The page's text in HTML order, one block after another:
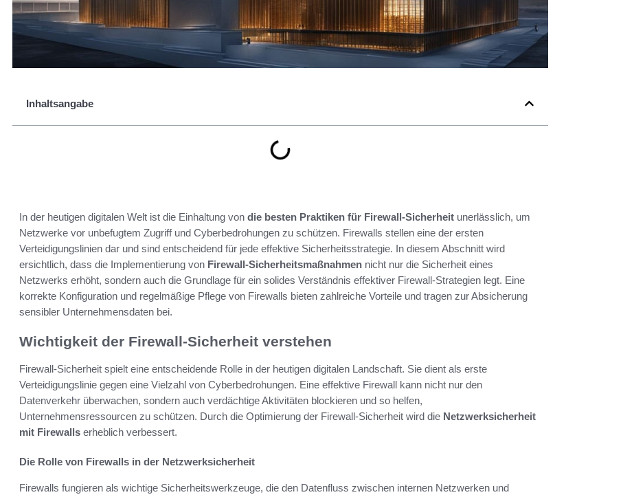
Inhaltsangabe
In der heutigen digitalen Welt ist die Einhaltung von die besten Praktiken für Firewall-Sicherheit unerlässlich, um
Netzwerke vor unbefugtem Zugriff und Cyberbedrohungen zu schützen. Firewalls stellen eine der ersten
Verteidigungslinien dar und sind entscheidend für jede effektive Sicherheitsstrategie. In diesem Abschnitt wird
ersichtlich, dass die Implementierung von Firewall-Sicherheitsmaßnahmen nicht nur die Sicherheit eines
Netzwerks erhöht, sondern auch die Grundlage für ein solides Verständnis effektiver Firewall-Strategien legt. Eine
korrekte Konfiguration und regelmäßige Pflege von Firewalls bieten zahlreiche Vorteile und tragen zur Absicherung
sensibler Unternehmensdaten bei.
Wichtigkeit der Firewall-Sicherheit verstehen
Firewall-Sicherheit spielt eine entscheidende Rolle in der heutigen digitalen Landschaft. Sie dient als erste
Verteidigungslinie gegen eine Vielzahl von Cyberbedrohungen. Eine effektive Firewall kann nicht nur den
Datenverkehr überwachen, sondern auch verdächtige Aktivitäten blockieren und so helfen,
Unternehmensressourcen zu schützen. Durch die Optimierung der Firewall-Sicherheit wird die Netzwerksicherheit
mit Firewalls erheblich verbessert.
Die Rolle von Firewalls in der Netzwerksicherheit
Firewalls fungieren als wichtige Sicherheitswerkzeuge, die den Datenfluss zwischen internen Netzwerken und